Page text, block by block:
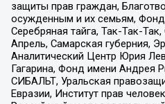
защиты прав граждан,
осужденным и их семьям,
Серебряная тайга, Так-Так-
Апрель, Самарская губерния,
Аналитический Центр Юрия
Гагарина, Фонд имени Андрея
СИБАЛЬТ, Уральская
Евразии, Институт прав